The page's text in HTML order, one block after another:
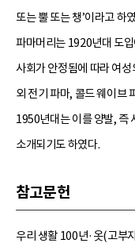
또는 뿔 또는 챙’이라고 하
파마머리는 1920년대 도
사회가 안정됨에 따라 여
외 전기 파마, 콜드 웨이브
1950년대는 이를 양발, 즉
소개되기도 하였다.
참고문헌
우리 생활 100년·옷(고부